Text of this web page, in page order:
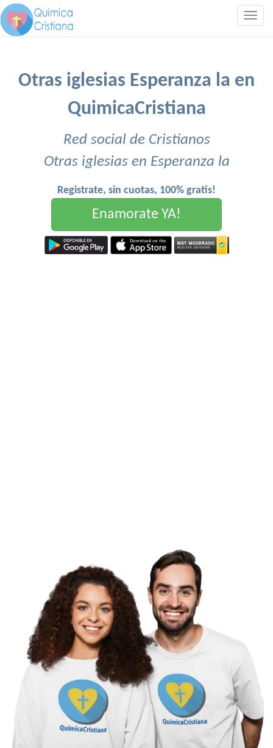
Otras iglesias Esperanza la en
QuimicaCristiana
Red social de Cristianos
Otras iglesias en Esperanza la
Registrate, sin cuotas, 100% gratis!
Enamorate YA!